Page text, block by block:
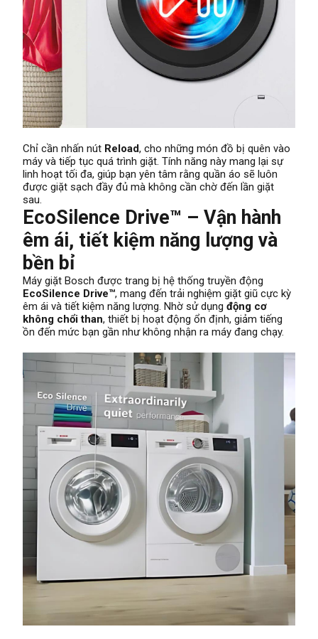
Chỉ cần nhấn nút Reload, cho những món đồ bị quên vào
máy và tiếp tục quá trình giặt. Tính năng này mang lại sự
linh hoạt tối đa, giúp bạn yên tâm rằng quần áo sẽ luôn
được giặt sạch đầy đủ mà không cần chờ đến lần giặt
sau.
EcoSilence Drive™ – Vận hành
êm ái, tiết kiệm năng lượng và
bền bỉ
Máy giặt Bosch được trang bị hệ thống truyền động
EcoSilence Drive™, mang đến trải nghiệm giặt giũ cực kỳ
êm ái và tiết kiệm năng lượng. Nhờ sử dụng động cơ
không chổi than, thiết bị hoạt động ổn định, giảm tiếng
ồn đến mức bạn gần như không nhận ra máy đang chạy.